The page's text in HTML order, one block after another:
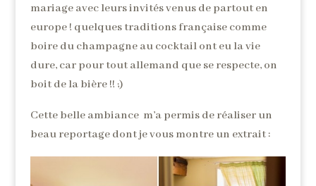
mariage avec leurs invités venus de partout en
europe ! quelques traditions française comme
boire du champagne au cocktail ont eu la vie
dure, car pour tout allemand que se respecte, on
boit de la bière !! ;)
Cette belle ambiance m’a permis de réaliser un
beau reportage dont je vous montre un extrait :